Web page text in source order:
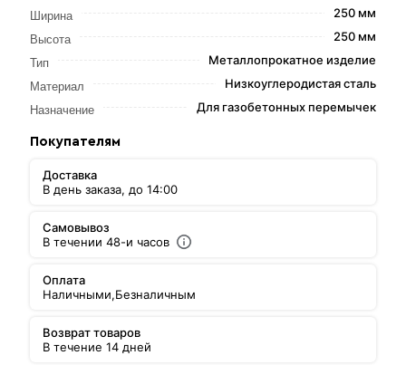
Ширина 250 мм
Высота 250 мм
Тип Металлопрокатное изделие
Материал Низкоуглеродистая сталь
Назначение Для газобетонных перемычек
Покупателям
Доставка
В день заказа, до 14:00
Самовывоз
В течении 48-и часов
Оплата
Наличными,Безналичным
Возврат товаров
В течение 14 дней